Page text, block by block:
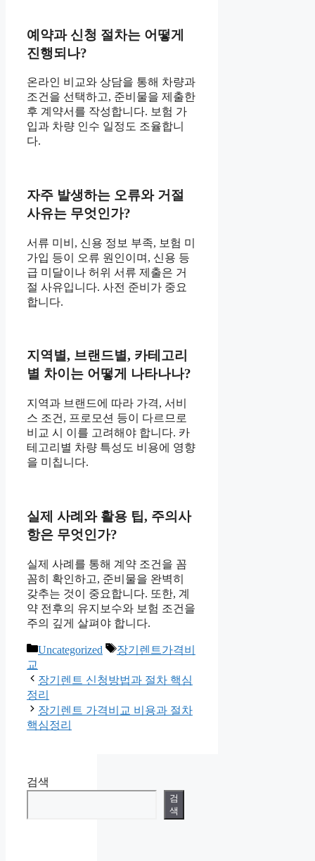
예약과 신청 절차는 어떻게
진행되나?
온라인 비교와 상담을 통해 차량과
조건을 선택하고, 준비물을 제출한
후 계약서를 작성합니다. 보험 가
입과 차량 인수 일정도 조율합니
다.
자주 발생하는 오류와 거절
사유는 무엇인가?
서류 미비, 신용 정보 부족, 보험 미
가입 등이 오류 원인이며, 신용 등
급 미달이나 허위 서류 제출은 거
절 사유입니다. 사전 준비가 중요
합니다.
지역별, 브랜드별, 카테고리
별 차이는 어떻게 나타나나?
지역과 브랜드에 따라 가격, 서비
스 조건, 프로모션 등이 다르므로
비교 시 이를 고려해야 합니다. 카
테고리별 차량 특성도 비용에 영향
을 미칩니다.
실제 사례와 활용 팁, 주의사
항은 무엇인가?
실제 사례를 통해 계약 조건을 꼼
꼼히 확인하고, 준비물을 완벽히
갖추는 것이 중요합니다. 또한, 계
약 전후의 유지보수와 보험 조건을
주의 깊게 살펴야 합니다.
카
고
리
Uncategorized
태
장기렌트가격비
교
장기렌트 신청방법과 절차 핵심
정리
장기렌트 가격비교 비용과 절차
핵심정리
검색
검
색